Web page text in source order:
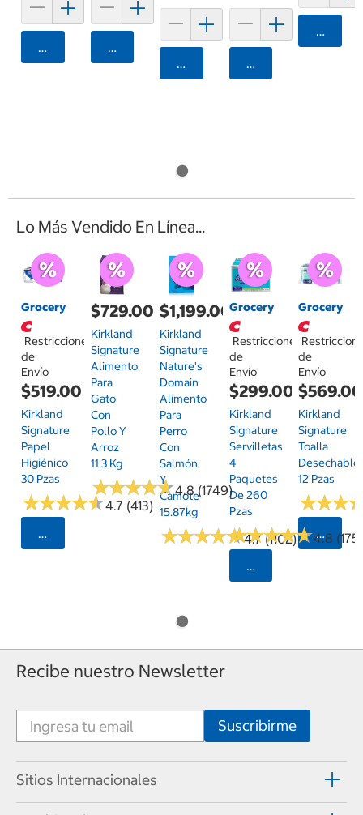
Agregar Agregar
Agregar Agregar
Lo Más Vendido En Línea...
Grocery
Restricciones
de
Envío
$519.00
Kirkland
Signature
Papel
Higiénico
30 Pzas
★★★★★
★★★★★4.7 (413)
Seleccionar Código Postal
$729.00
Kirkland
Signature
Alimento
Para
Gato
Con
Pollo Y
Arroz
11.3 Kg
★★★★★
★★★★★4.8 (1749)
$1,199.00
Kirkland
Signature
Nature's
Domain
Alimento
Para
Perro
Con
Salmón
Y
Camote
15.87kg
★★★★★
★★★★★4.7 (1102)
Grocery
Restricciones
de
Envío
$299.00
Kirkland
Signature
Servilletas
4
Paquetes
De 260
Pzas
★★★★★
★★★★★4.8 (175)
Seleccionar
Grocery
de
Envío
$569.00
Kirkland
Signature
Toalla
Desechable
12 Pzas
★★★
★★★
Recibe nuestro Newsletter
Sitios Internacionales